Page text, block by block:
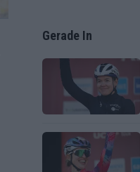
Gerade In